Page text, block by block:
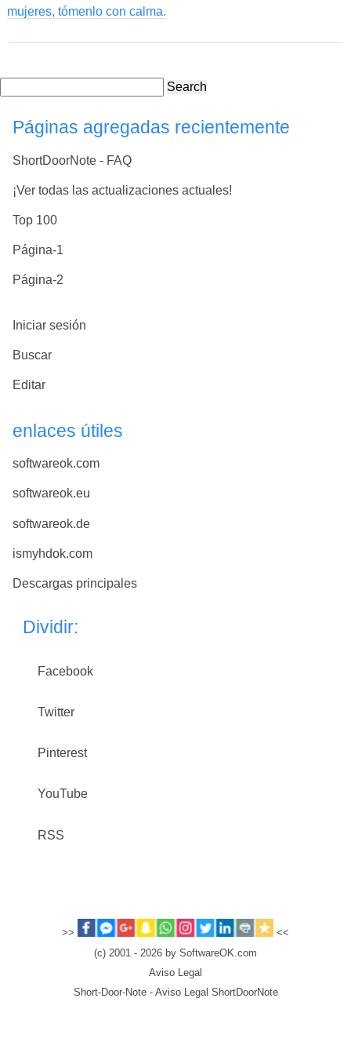
mujeres, tómenlo con calma.
Search
Páginas agregadas recientemente
ShortDoorNote - FAQ
¡Ver todas las actualizaciones actuales!
Top 100
Página-1
Página-2
Iniciar sesión
Buscar
Editar
enlaces útiles
softwareok.com
softwareok.eu
softwareok.de
ismyhdok.com
Descargas principales
Dividir:
Facebook
Twitter
Pinterest
YouTube
RSS
>>
<<
(c) 2001 - 2026 by SoftwareOK.com
Aviso Legal
Short-Door-Note - Aviso Legal ShortDoorNote